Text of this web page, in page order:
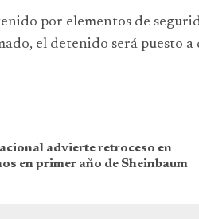
por elementos de
el detenido será puesto
advierte retroceso en
en primer año de Sheinbaum